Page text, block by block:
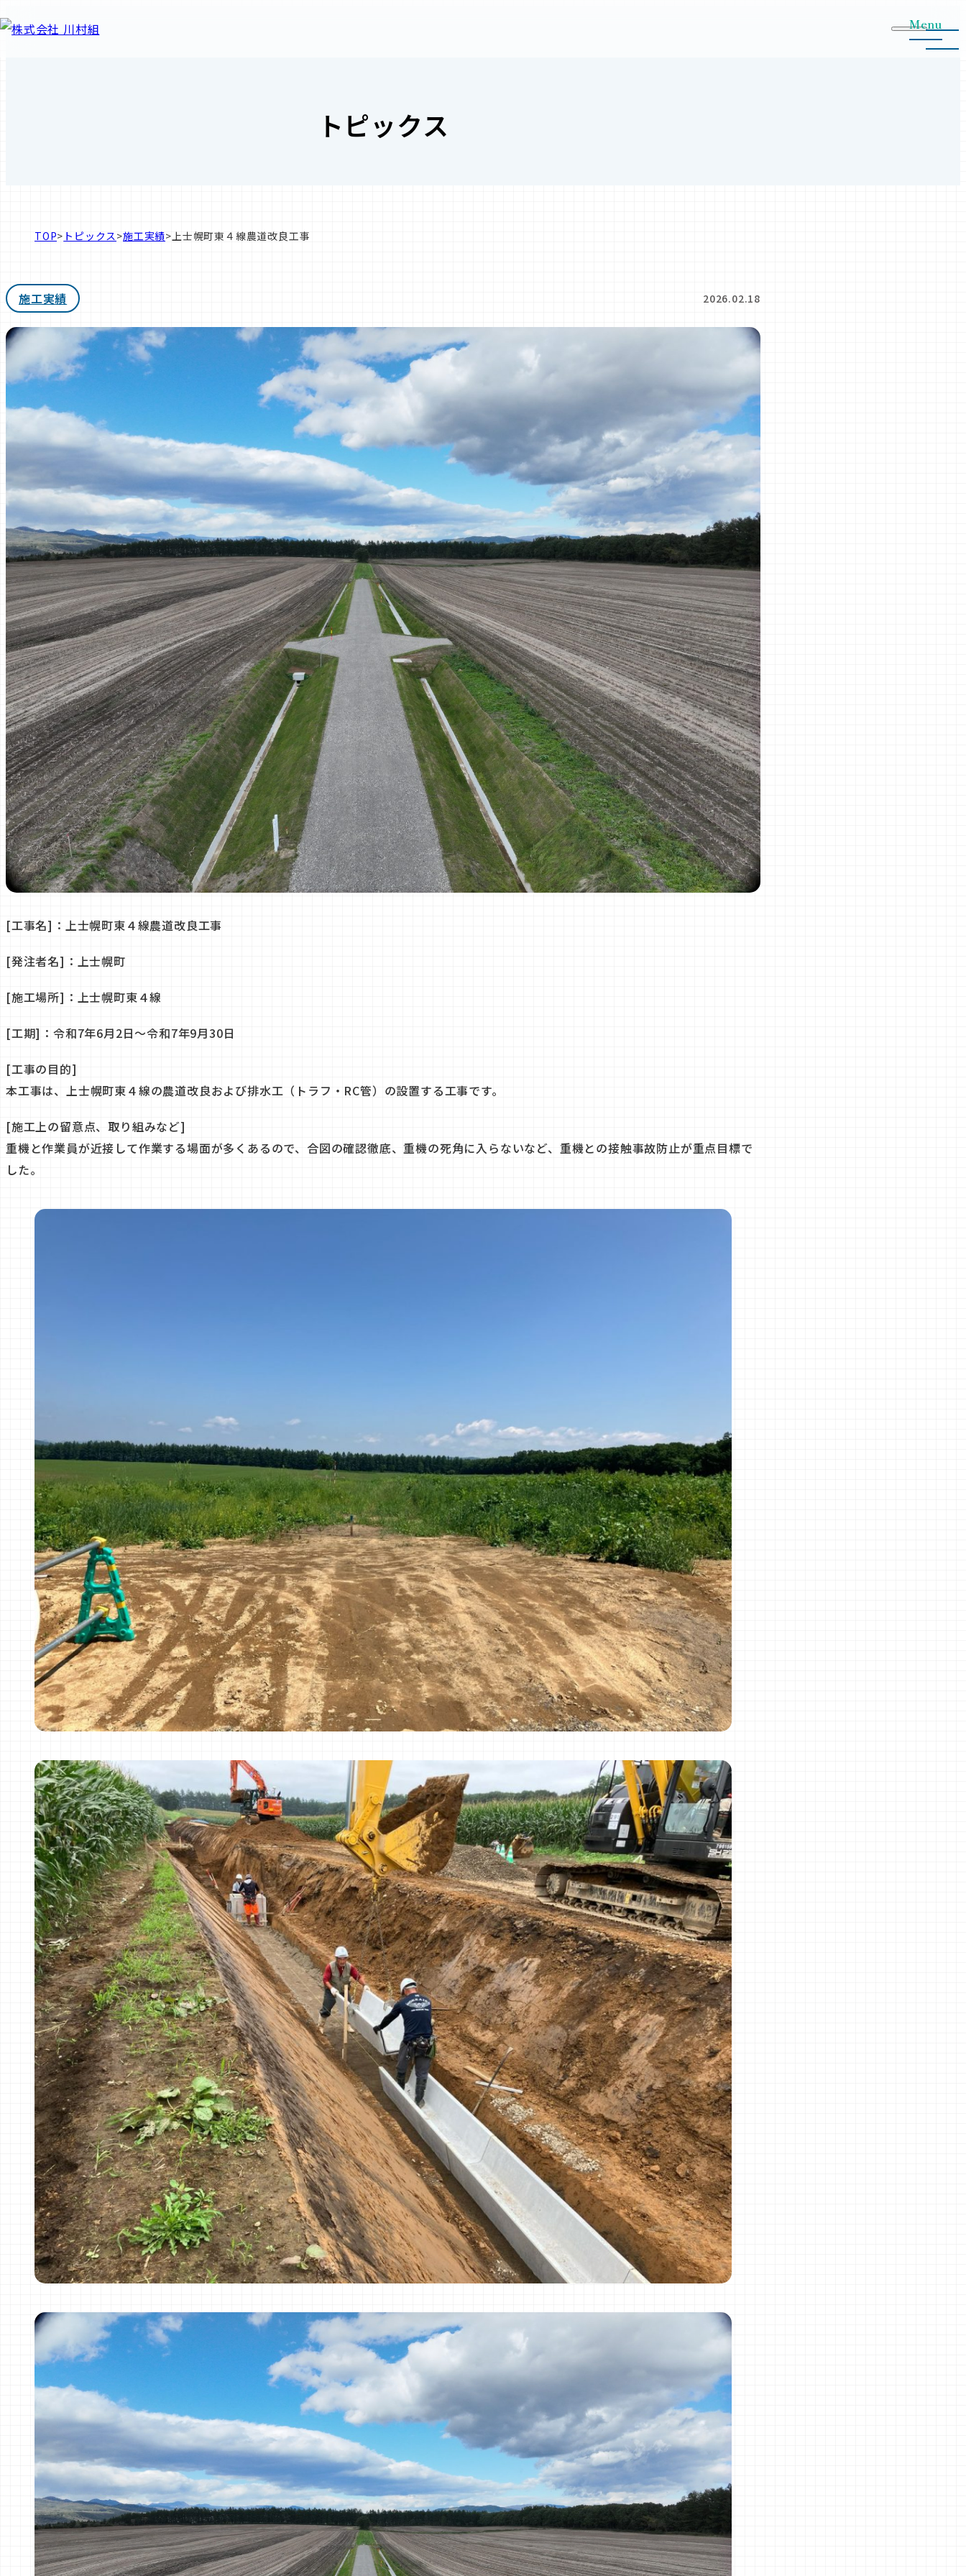
Menu
トピックス
TOP> トピックス>施工実績>上士幌町東４線農道改良工事
施工実績 2026.02.18
[工事名]：上士幌町東４線農道改良工事
[発注者名]：上士幌町
[施工場所]：上士幌町東４線
[工期]：令和7年6月2日～令和7年9月30日
[工事の目的]
本工事は、上士幌町東４線の農道改良および排水工（トラフ・RC管）の設置する工事です。
[施工上の留意点、取り組みなど]
重機と作業員が近接して作業する場面が多くあるので、合図の確認徹底、重機の死角に入らないなど、重機との接触事故防止が重点目標で
した。